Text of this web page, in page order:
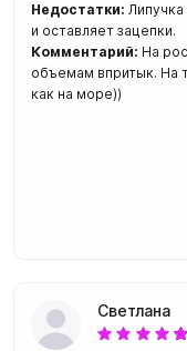
Недостатки:
и оставляет зацепки.
Комментарий: На
объемам впритык. На
как на море))
Светлана